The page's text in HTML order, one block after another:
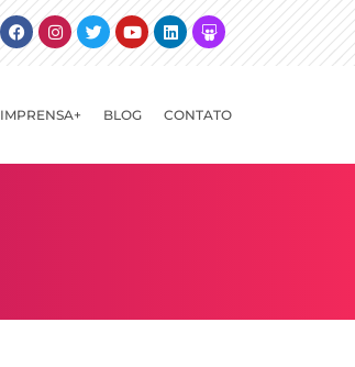
FacebookInstagram
TwitterYoutubeLinkedinSlideshare
IMPRENSA+ BLOG CONTATO